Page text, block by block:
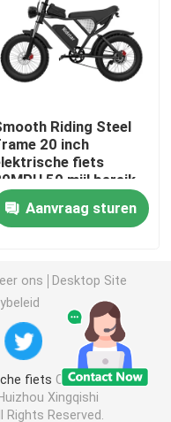
vrouwen
voor mannen
Riding Steel
20 inch
fiets
50 mijl bereik
Aanvraag sturen
ons
Desktop Site
fiets China
Xingqishi
Rights Reserved.